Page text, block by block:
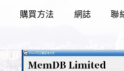
購買方法 網誌 聯